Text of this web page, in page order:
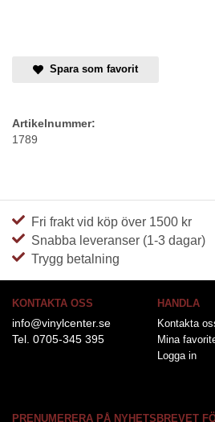
Spara som favorit
Artikelnummer:
1789
Fri frakt vid köp över 1500 kr
Snabba leveranser (1-3 dagar)
Trygg betalning
KONTAKTA OSS
info@vinylcenter.se
Tel. 0705-345 395
HANDLA
Kontakta
Mina
Logga in
PRENUMERERA PÅ NYHETSBREVET